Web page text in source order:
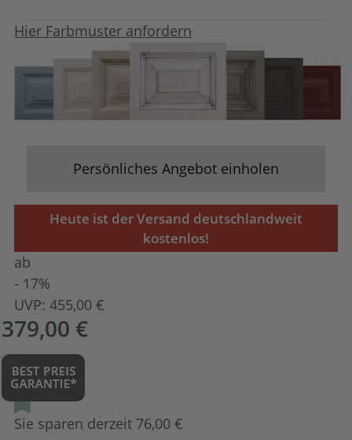
Hier Farbmuster anfordern
Persönliches Angebot einholen
Heute ist der Versand deutschlandweit
kostenlos!
ab
- 17%
UVP: 455,00 €
379,00 €
Sie sparen derzeit 76,00 €